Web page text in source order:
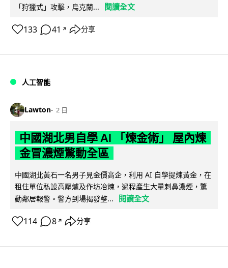
「狩獵式」攻擊，烏克蘭...
閱讀全文
133 41 ↗ 分享
人工智能
Lawton 2 日
中國湖北男自學 AI 「煉金術」 屋內煉
金冒濃煙驚動全區
中國湖北黃石一名男子見金價高企，利用 AI 自學提煉黃金，在
租住單位私設高壓爐及作坊冶煉，過程產生大量刺鼻濃煙，驚
動鄰居報警。警方到場揭發整...
閱讀全文
114 8 ↗ 分享